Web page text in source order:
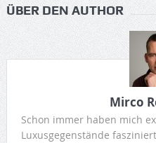
ÜBER DEN AUTHOR
Mirco
Schon immer haben mich
Luxusgegenstände